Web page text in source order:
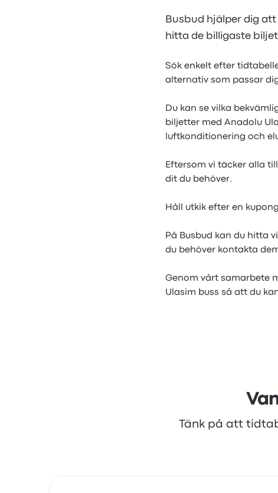
Busbud hjälper dig
hitta de billigaste
Sök enkelt efter
alternativ som passar
Du kan se vilka
biljetter med Anadolu
luftkonditionering och
Eftersom vi täcker alla
dit du behöver.
Håll utkik efter en
På Busbud kan du hitta
du behöver kontakta
Genom vårt samarbete
Ulasim buss så att du
Tänk på att